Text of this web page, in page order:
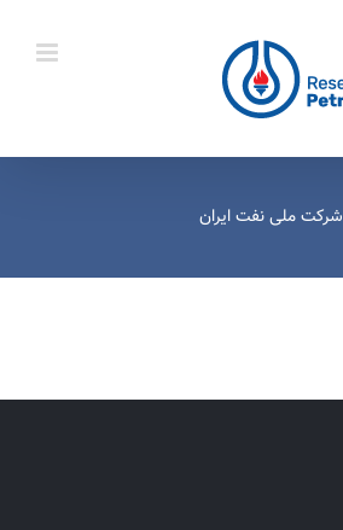
شرکت ملی نفت ایران